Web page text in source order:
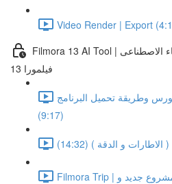
Video Render | Export
Filmora 13 AI Tool | كورس المونتاج بادوات الذكاء الاصطناعى
فيلمورا 13
وطريقة تحميل البرنامج
(9:17)
و الدقة ) (14:32)
Filmora Trip | شرح واجهة البرنامج وفتح مشروع جديد و